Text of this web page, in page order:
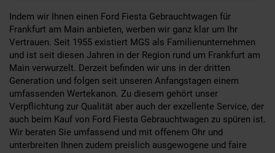
Indem wir Ihnen einen Ford Fiesta Gebrauchtwagen für
Frankfurt am Main anbieten, werben wir ganz klar um Ihr
Vertrauen. Seit 1955 existiert MGS als Familienunternehmen
und ist seit diesen Jahren in der Region rund um Frankfurt am
Main verwurzelt. Derzeit befinden wir uns in der dritten
Generation und folgen seit unseren Anfangstagen einem
umfassenden Wertekanon. Zu diesem gehört unser
Verpflichtung zur Qualität aber auch der exzellente Service, der
auch beim Kauf von Ford Fiesta Gebrauchtwagen zu spüren ist.
Wir beraten Sie umfassend und mit offenem Ohr und
unterbreiten Ihnen zudem preislich ausgewogene und faire